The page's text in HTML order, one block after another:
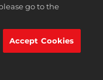
Inc. 2K, Firaxis Games,
of Take-Two
reserved.
go to the
Accept Cookies